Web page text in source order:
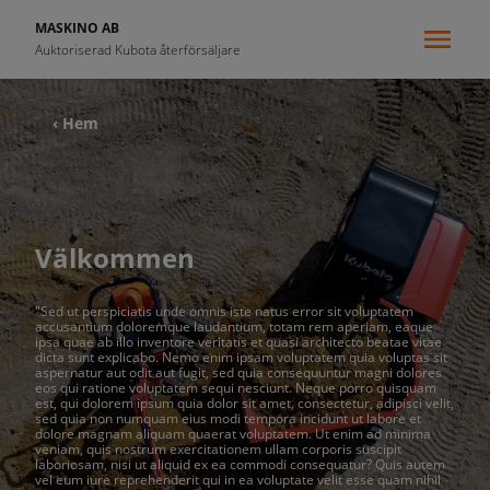
MASKINO AB
Auktoriserad Kubota återförsäljare
‹ Hem
Välkommen
"Sed ut perspiciatis unde omnis iste natus error sit voluptatem
accusantium doloremque laudantium, totam rem aperiam, eaque
ipsa quae ab illo inventore veritatis et quasi architecto beatae vitae
dicta sunt explicabo. Nemo enim ipsam voluptatem quia voluptas sit
aspernatur aut odit aut fugit, sed quia consequuntur magni dolores
eos qui ratione voluptatem sequi nesciunt. Neque porro quisquam
est, qui dolorem ipsum quia dolor sit amet, consectetur, adipisci velit,
sed quia non numquam eius modi tempora incidunt ut labore et
dolore magnam aliquam quaerat voluptatem. Ut enim ad minima
veniam, quis nostrum exercitationem ullam corporis suscipit
laboriosam, nisi ut aliquid ex ea commodi consequatur? Quis autem
vel eum iure reprehenderit qui in ea voluptate velit esse quam nihil